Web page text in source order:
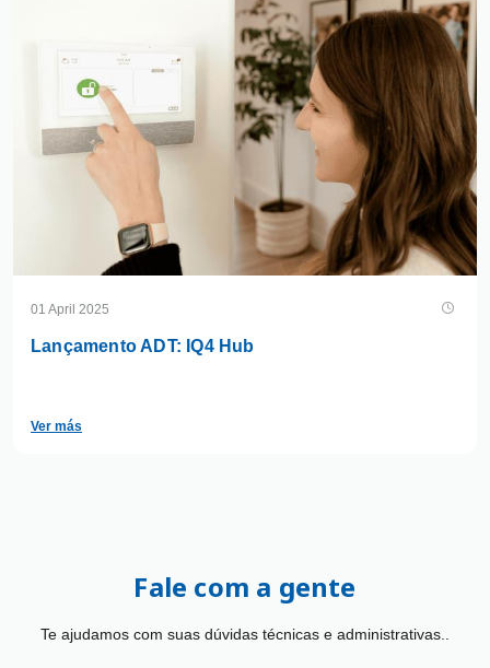
01 April 2025
Lançamento ADT: IQ4 Hub
Ver más
Fale com a gente
Te ajudamos com suas dúvidas técnicas e administrativas..